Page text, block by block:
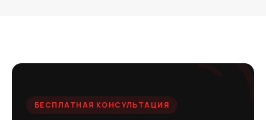
БЕСПЛАТНАЯ КОНСУЛЬТАЦИЯ